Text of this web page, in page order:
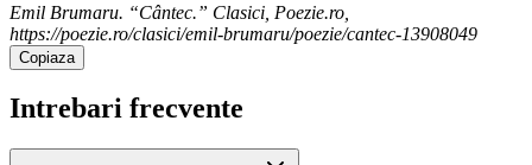
Emil Brumaru. “Cântec.” Clasici, Poezie.ro,
https://poezie.ro/clasici/emil-brumaru/poezie/cantec-13908049
Copiaza
Intrebari frecvente